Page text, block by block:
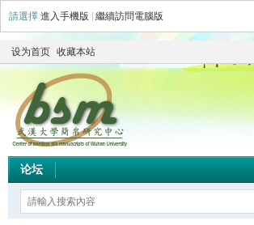
請選擇 進入手機版 繼續訪問電腦版
设为首页 收藏本站
论坛